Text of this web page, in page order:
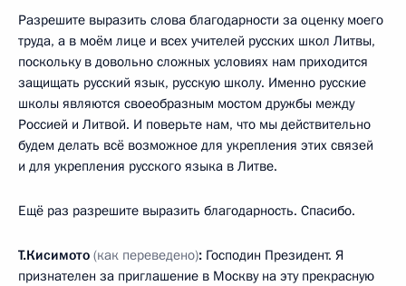
Разрешите выразить слова благодарности за оценку моего
труда, а в моём лице и всех учителей русских школ Литвы,
поскольку в довольно сложных условиях нам приходится
защищать русский язык, русскую школу. Именно русские
школы являются своеобразным мостом дружбы между
Россией и Литвой. И поверьте нам, что мы действительно
будем делать всё возможное для укрепления этих связей
и для укрепления русского языка в Литве.
Ещё раз разрешите выразить благодарность. Спасибо.
Т.Кисимото (как переведено): Господин Президент. Я
признателен за приглашение в Москву на эту прекрасную